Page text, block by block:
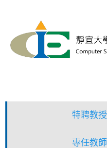
內
特聘教授
專任教師